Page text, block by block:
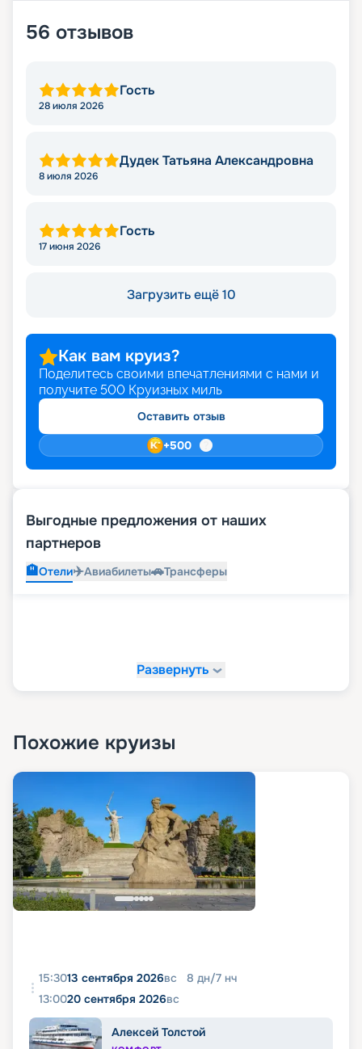
56 отзывов
Гость
28 июля 2026
Дудек Татьяна Александровна
8 июля 2026
Гость
17 июня 2026
Загрузить ещё 10
Как вам круиз?
Поделитесь своими впечатлениями с нами и
получите 500 Круизных миль
Оставить отзыв
+500
Выгодные предложения от наших
партнеров
🏨Отели✈️Авиабилеты🚗Трансферы
Развернуть
Похожие круизы
15:3013 сентября 2026вс 8 дн/7 нч
13:0020 сентября 2026вс
Алексей Толстой